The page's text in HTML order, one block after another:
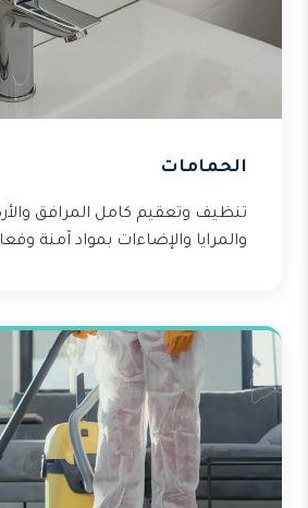
الحمامات
تنظيف وتعقيم كامل المرافق
والمرايا والإضاءات بمواد آمنة